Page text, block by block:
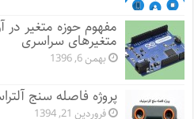
مفهوم حوزه متغیر در
متغیرهای سراسری
بهمن 6, 1396
پروژه فاصله سنج
فروردین 21, 1394